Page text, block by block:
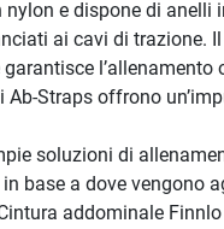
nylon e dispone di anelli
ai cavi di trazione.
garantisce
Straps offrono
soluzioni di
base a dove vengono
addominale